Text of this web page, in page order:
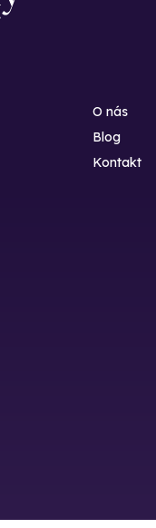
O nás
Blog
Kontakt